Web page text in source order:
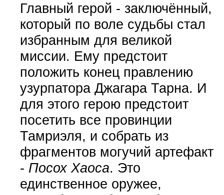
Главный герой - заключённый,
который по воле судьбы стал
избранным для великой
миссии. Ему предстоит
положить конец правлению
узурпатора Джагара Тарна. И
для этого герою предстоит
посетить все провинции
Тамриэля, и собрать из
фрагментов могучий артефакт
- Посох Хаоса. Это
единственное оружее,